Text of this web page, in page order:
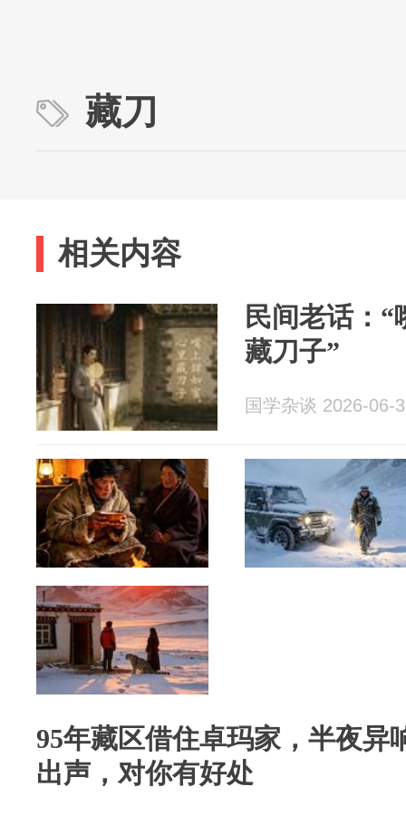
藏刀
相关内容
民间老话：
藏刀子”
国学杂谈 2026-06-
95年藏区借住卓玛家，半夜异
出声，对你有好处